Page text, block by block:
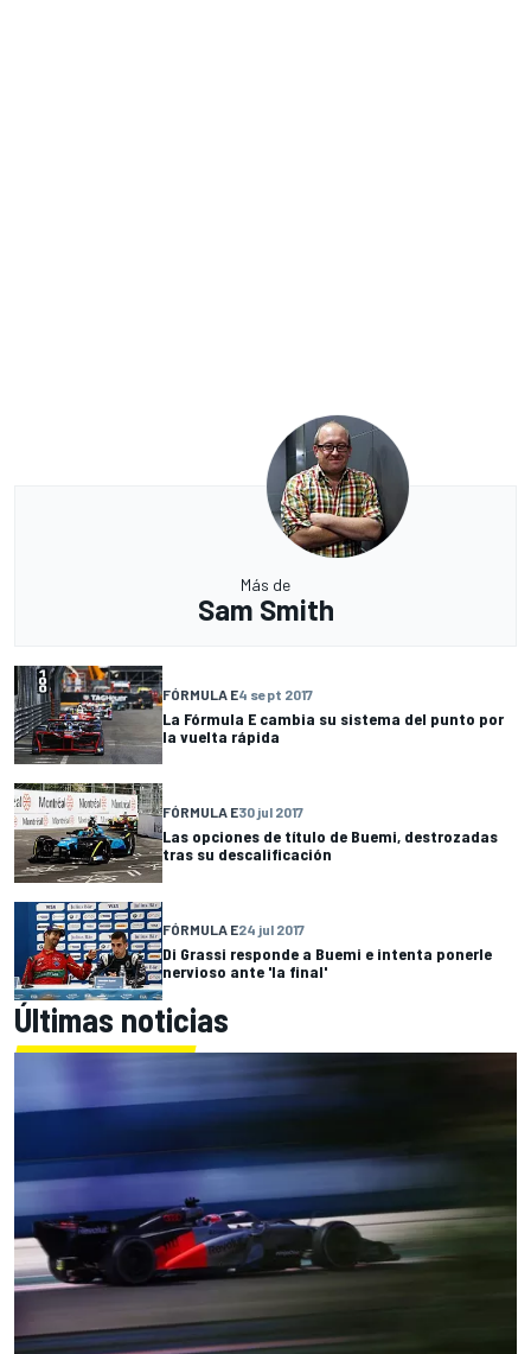
Más de
Sam Smith
FÓRMULA E4 sept 2017
La Fórmula E cambia su sistema del punto por
la vuelta rápida
FÓRMULA E30 jul 2017
Las opciones de título de Buemi, destrozadas
tras su descalificación
FÓRMULA E24 jul 2017
Di Grassi responde a Buemi e intenta ponerle
nervioso ante 'la final'
Últimas noticias